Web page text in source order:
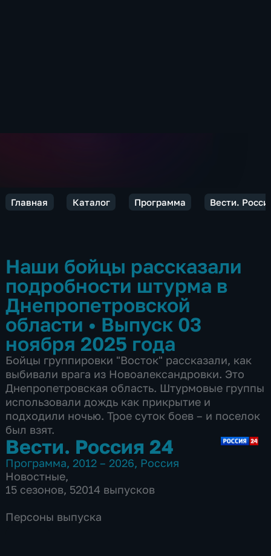
Главная Каталог Программа Вести.
Наши бойцы рассказали
подробности штурма в
Днепропетровской
области • Выпуск 03
ноября 2025 года
Бойцы группировки "Восток" рассказали, как
выбивали врага из Новоалександровки. Это
Днепропетровская область. Штурмовые группы
использовали дождь как прикрытие и
подходили ночью. Трое суток боев – и поселок
был взят.
Вести. Россия 24
Программа, 2012 – 2026, Россия
Новостные,
15 сезонов, 52014 выпусков
Персоны выпуска